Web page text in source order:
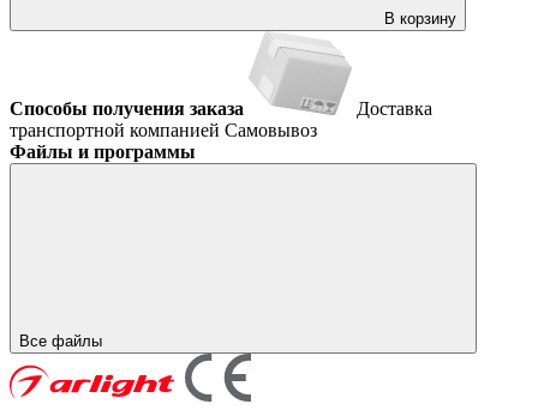
В корзину
Способы получения заказа
Доставка
транспортной компанией Самовывоз
Файлы и программы
Все файлы